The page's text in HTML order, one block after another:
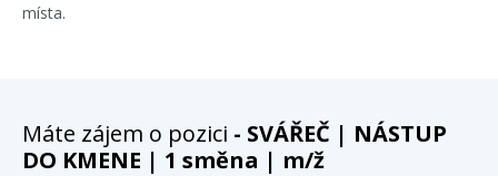
místa.
Máte zájem o pozici - SVÁŘEČ | NÁSTUP
DO KMENE | 1 směna | m/ž